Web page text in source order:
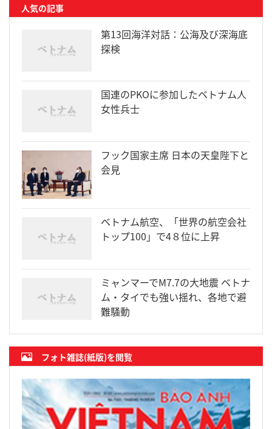
人気の記事
第13回海洋対話：公海及び深海底
探検
国連のPKOに参加したベトナム人
女性兵士
フック国家主席 日本の天皇陛下と
会見
ベトナム航空、「世界の航空会社
トップ100」で4８位に上昇
ミャンマーでM7.7の大地震 ベトナ
ム・タイでも強い揺れ、各地で避
難騒動
フォト雑誌(紙版)を閲覧